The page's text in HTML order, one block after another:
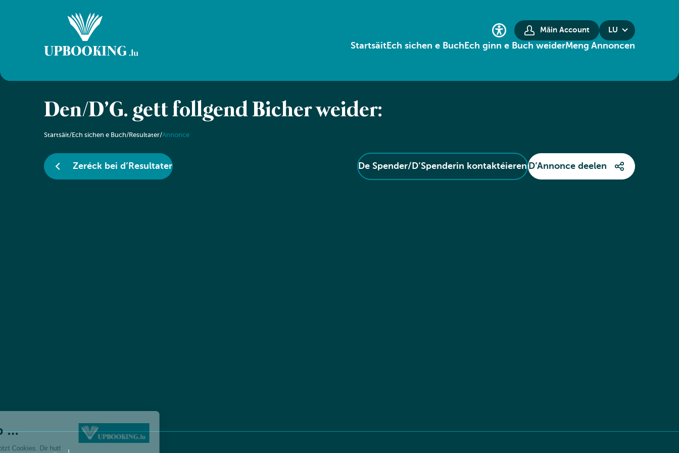
Mäin Account LU
StartsäitEch sichen e Buch Ech ginn e Buch weiderMeng Annoncen
Den/D’G. gëtt follgend Bicher weider:
Startsäit/Ech sichen e Buch/Resultater/Annonce
Zeréck bei d’Resultater De Spender/D’Spenderin kontaktéieren D’Annonce deelen